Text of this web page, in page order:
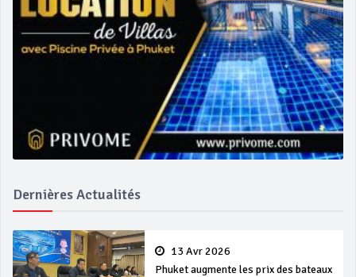
Dernières Actualités
13 Avr 2026
Phuket augmente les prix des bateaux